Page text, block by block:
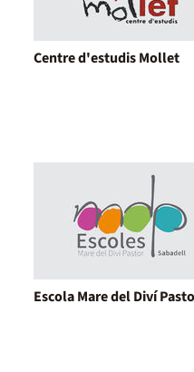
Centre d'estudis Mollet
Escola Mare del Diví